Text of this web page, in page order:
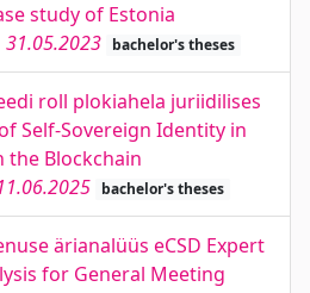
study of Estonia
31.05.2023 bachelor's theses
roll plokiahela juriidilises
Self-Sovereign Identity in
the Blockchain
bachelor's theses
ärianalüüs eCSD Expert
for General Meeting